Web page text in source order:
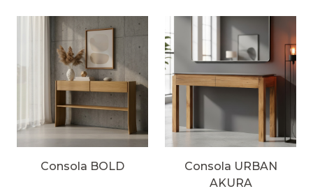
Consola BOLD
Consola URBAN
AKURA